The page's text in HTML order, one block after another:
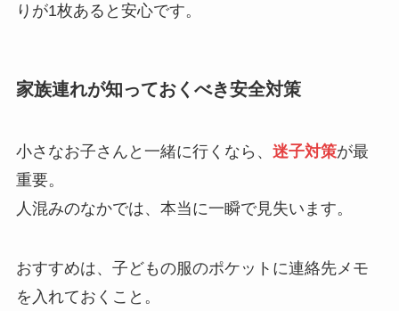
りが1枚あると安心です。
家族連れが知っておくべき安全対策
小さなお子さんと一緒に行くなら、 迷子対策が最
重要。
人混みのなかでは、本当に一瞬で見失います。
おすすめは、子どもの服のポケットに連絡先メモ
を入れておくこと。